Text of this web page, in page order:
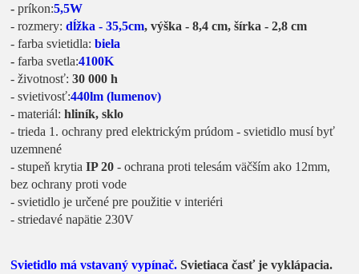
-príkon:5,5W
- rozmery:dĺžka - 35,5cm, výška - 8,4 cm, šírka - 2,8 cm
- farba svietidla: biela
-farba svetla:4100K
- životnosť: 30 000 h
- svietivosť:440lm (lumenov)
- materiál: hliník, sklo
- trieda 1. ochrany pred elektrickým prúdom - svietidlo musí byť
uzemnené
- stupeň krytiaIP 20 - ochrana proti telesám väčším ako 12mm,
bez ochrany proti vode
- svietidlo je určené pre použitie v interiéri
- striedavé napätie 230V
Svietidlo má vstavaný vypínač. Svietiaca časť je vyklápacia.